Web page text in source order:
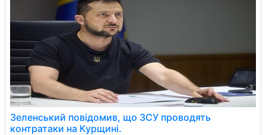
Зеленський повідомив, що ЗСУ проводять
контратаки на Курщині.